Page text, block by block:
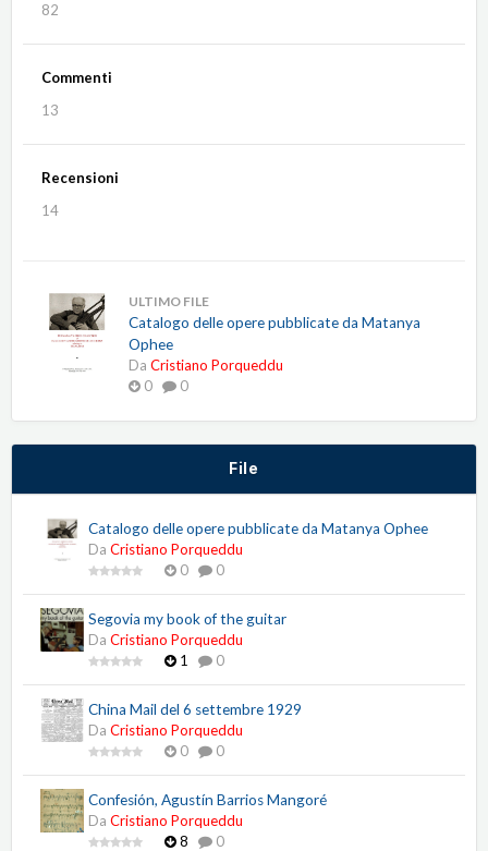
82
Commenti
13
Recensioni
14
ULTIMO FILE
Catalogo delle opere pubblicate da Matanya
Ophee
Da Cristiano Porqueddu
0
0
File
Catalogo delle opere pubblicate da Matanya Ophee
Da Cristiano Porqueddu
0
0
Segovia my book of the guitar
Da Cristiano Porqueddu
1
0
China Mail del 6 settembre 1929
Da Cristiano Porqueddu
0
0
Confesión, Agustín Barrios Mangoré
Da Cristiano Porqueddu
8
0